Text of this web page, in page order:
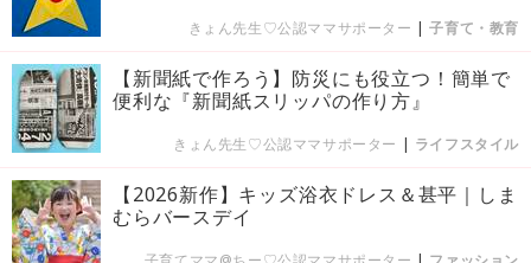
きょん先生♡公認ママサポーター |子育て・教育
【新聞紙で作ろう】防災にも役立つ！簡単で
便利な『新聞紙スリッパの作り方』
きょん先生♡公認ママサポーター | ライフスタイル
【2026新作】キッズ浴衣ドレス＆甚平｜しま
むらバースデイ